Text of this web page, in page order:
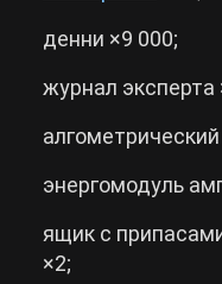
денни ×9 000;
журнал эксперта
энергомодуль
ящик с
×2;